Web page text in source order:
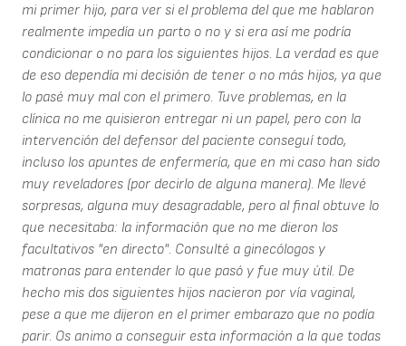
mi primer hijo, para ver si el problema del que me hablaron
realmente impedía un parto o no y si era así me podría
condicionar o no para los siguientes hijos. La verdad es que
de eso dependía mi decisión de tener o no más hijos, ya que
lo pasé muy mal con el primero. Tuve problemas, en la
clínica no me quisieron entregar ni un papel, pero con la
intervención del defensor del paciente conseguí todo,
incluso los apuntes de enfermería, que en mi caso han sido
muy reveladores (por decirlo de alguna manera). Me llevé
sorpresas, alguna muy desagradable, pero al final obtuve lo
que necesitaba: la información que no me dieron los
facultativos "en directo". Consulté a ginecólogos y
matronas para entender lo que pasó y fue muy útil. De
hecho mis dos siguientes hijos nacieron por vía vaginal,
pese a que me dijeron en el primer embarazo que no podía
parir. Os animo a conseguir esta información a la que todas